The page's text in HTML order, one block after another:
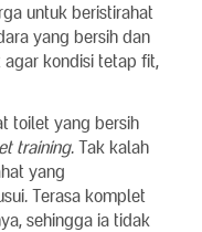
untuk beristirahat
yang bersih dan
agar kondisi tetap fit,
toilet yang bersih
training. Tak kalah
yang
Terasa komplet
sehingga ia tidak